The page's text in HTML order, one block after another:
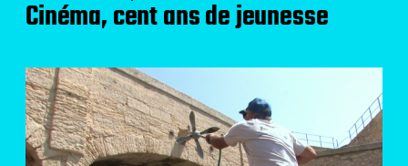
Cinéma, cent ans de jeunesse